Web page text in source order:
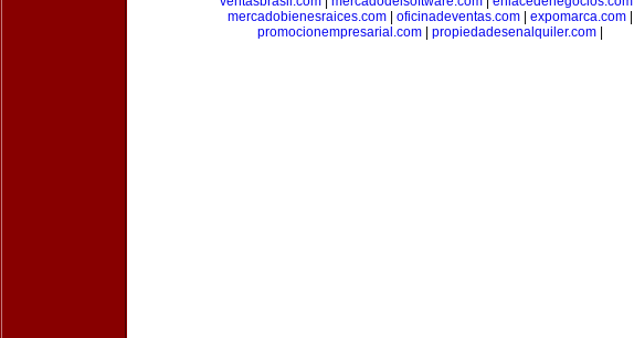
mercadobienesraices.com| oficinadeventas.com| expomarca.com|
promocionempresarial.com| propiedadesenalquiler.com|